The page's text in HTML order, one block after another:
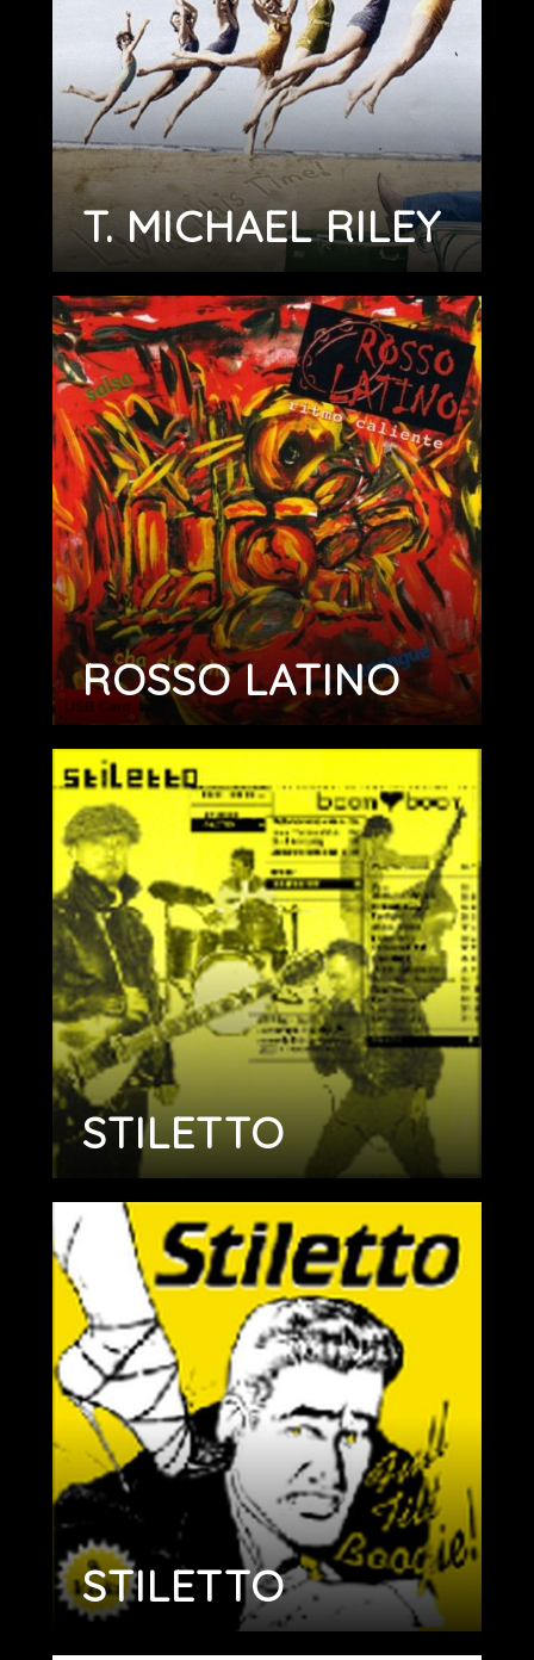
T. MICHAEL RILEY
ROSSO LATINO
STILETTO
STILETTO